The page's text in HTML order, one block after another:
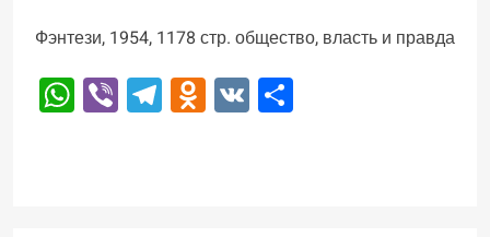
Фэнтези, 1954, 1178 стр. общество, власть и правда
WhatsApp
ViberTelegram
Odnoklassniki
VK